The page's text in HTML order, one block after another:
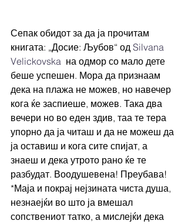
Сепак обидот за да ја прочитам
книгата: „Досие: Љубов“ од Silvana
Velickovska
  на одмор со мало дете
беше успешен. Мора да признаам
дека на плажа не можев, но навечер
кога ќе заспиеше, можев. Така два
вечери но во еден здив, таа те тера
упорно да ја читаш и да не можеш да
ја оставиш и кога сите спијат, а
знаеш и дека утрото рано ќе те
разбудат. Воодушевена! Преубава!
*Маја и покрај нејзината чиста душа,
незнаејќи во што ја вмешал
сопствениот татко, а мислејќи дека